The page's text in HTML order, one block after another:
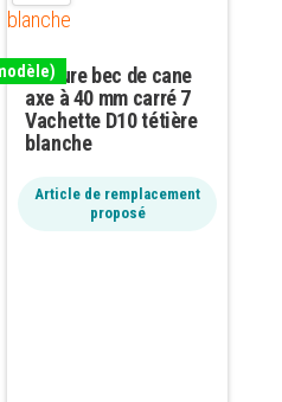
Serrure bec de cane
axe à 40 mm carré 7
Vachette D10 tétière
blanche
Article de remplacement
proposé